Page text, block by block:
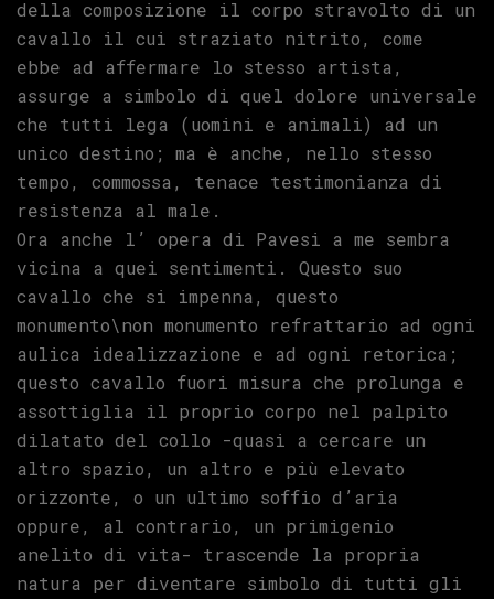
della composizione il corpo stravolto di un
cavallo il cui straziato nitrito, come
ebbe ad affermare lo stesso artista,
assurge a simbolo di quel dolore universale
che tutti lega (uomini e animali) ad un
unico destino; ma è anche, nello stesso
tempo, commossa, tenace testimonianza di
resistenza al male.
Ora anche l’ opera di Pavesi a me sembra
vicina a quei sentimenti. Questo suo
cavallo che si impenna, questo
monumento\non monumento refrattario ad ogni
aulica idealizzazione e ad ogni retorica;
questo cavallo fuori misura che prolunga e
assottiglia il proprio corpo nel palpito
dilatato del collo -quasi a cercare un
altro spazio, un altro e più elevato
orizzonte, o un ultimo soffio d’aria
oppure, al contrario, un primigenio
anelito di vita- trascende la propria
natura per diventare simbolo di tutti gli